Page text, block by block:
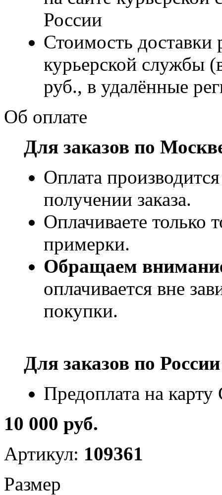
России
Стоимость доставки
курьерской службы
руб., в удалённые
Об оплате
Для заказов по
Оплата
получении заказа.
Оплачиваете только
примерки.
Обращаем
оплачивается вне
покупки.
Для заказов по
Предоплата на
10 000 руб.
Артикул: 109361
Размер